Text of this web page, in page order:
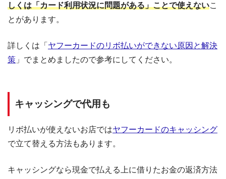
しくは「カード利用状況に問題がある」ことで使えないこ
とがあります。
詳しくは「 ヤフーカードのリボ払いができない原因と解決
策 」でまとめましたので参考にしてください。
キャッシングで代用も
リボ払いが使えないお店ではヤフーカードのキャッシング
で立て替える方法もあります。
キャッシングなら現金で払える上に借りたお金の返済方法